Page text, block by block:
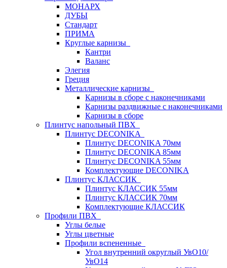
МОНАРХ
ДУБЫ
Стандарт
ПРИМА
Круглые карнизы
Кантри
Валанс
Элегия
Греция
Металлические карнизы
Карнизы в сборе с наконечниками
Карнизы раздвижные с наконечниками
Карнизы в сборе
Плинтус напольный ПВХ
Плинтус DECONIKA
Плинтус DECONIKA 70мм
Плинтус DECONIKA 85мм
Плинтус DECONIKA 55мм
Комплектующие DECONIKA
Плинтус КЛАССИК
Плинтус КЛАССИК 55мм
Плинтус КЛАССИК 70мм
Комплектующие КЛАССИК
Профили ПВХ
Углы белые
Углы цветные
Профили вспененные
Угол внутренний округлый УвО10/
УвО14